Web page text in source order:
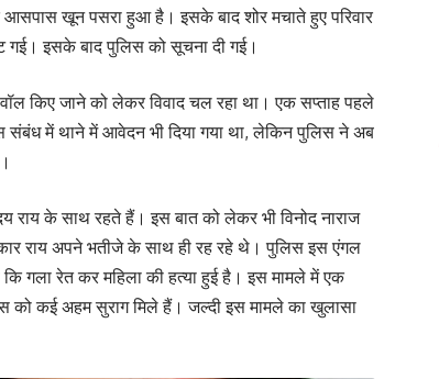
खून पसरा हुआ है। इसके बाद शोर मचाते हुए परिवार
गई। इसके बाद पुलिस को सूचना दी गई।
किए जाने को लेकर विवाद चल रहा था। एक सप्ताह पहले
संबंध में थाने में आवेदन भी दिया गया था, लेकिन पुलिस ने अब
राय के साथ रहते हैं। इस बात को लेकर भी विनोद नाराज
राय अपने भतीजे के साथ ही रह रहे थे। पुलिस इस एंगल
गला रेत कर महिला की हत्या हुई है। इस मामले में एक
को कई अहम सुराग मिले हैं। जल्दी इस मामले का खुलासा